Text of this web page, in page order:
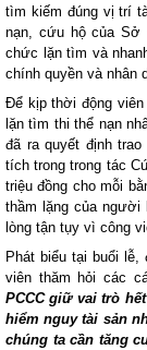
tìm kiếm đúng vị trí
nạn, cứu hộ của Sở
chức lặn tìm và
chính quyền và nhân
Để kịp thời động viên
lặn tìm thi thể nạn
đã ra quyết định
tích trong trong tác
triệu đồng cho mỗi
thầm lặng của người
lòng tận tụy vì công
Phát biểu tại buổi
viên thăm hỏi các
PCCC giữ vai trò
hiểm nguy tài sản
chúng ta cần tăng